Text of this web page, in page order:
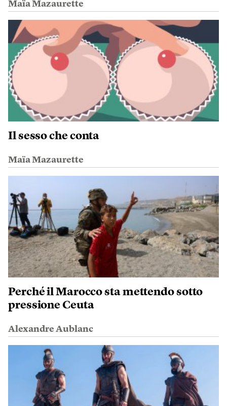
Maïa Mazaurette
Il sesso che conta
Maïa Mazaurette
Perché il Marocco sta mettendo sotto
pressione Ceuta
Alexandre Aublanc